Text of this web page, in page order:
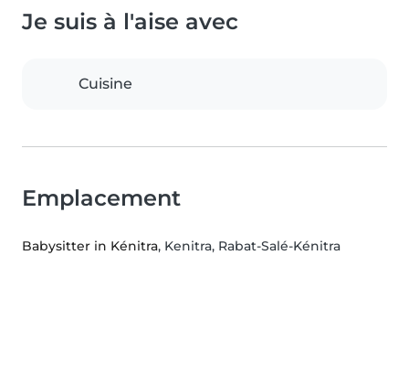
Je suis à l'aise avec
Cuisine
Emplacement
Babysitter in Kénitra, Kenitra, Rabat-Salé-Kénitra